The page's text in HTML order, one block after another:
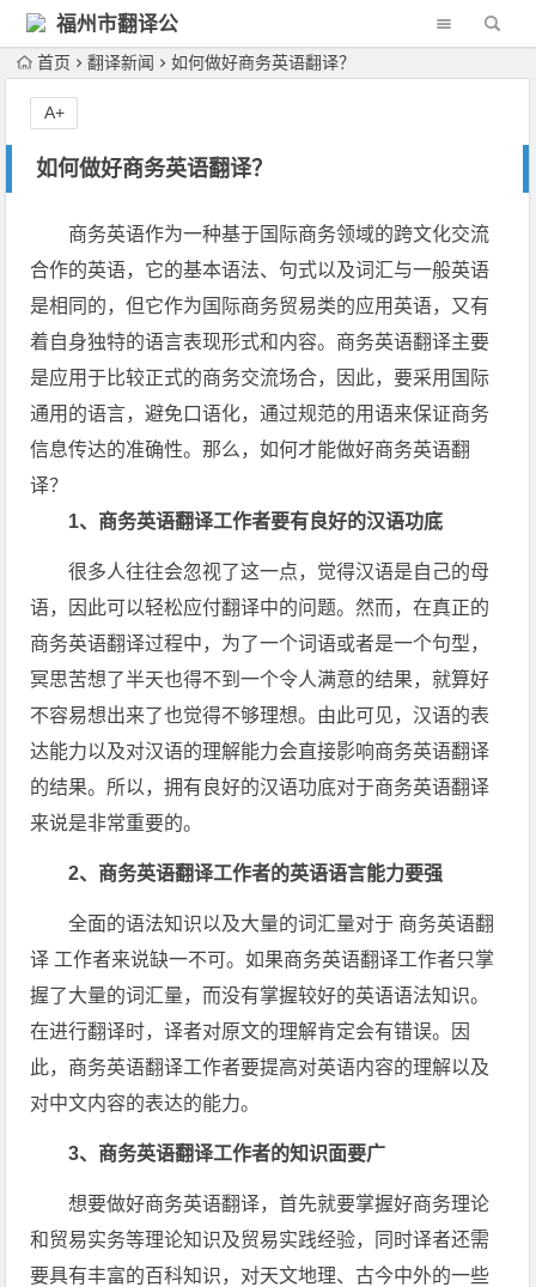
福州市翻译公
司首页 翻译新闻 如何做好商务英语翻译？
如何做好商务英语翻译？
A+
商务英语作为一种基于国际商务领域的跨文化交流
合作的英语，它的基本语法、句式以及词汇与一般英语
是相同的，但它作为国际商务贸易类的应用英语，又有
着自身独特的语言表现形式和内容。商务英语翻译主要
是应用于比较正式的商务交流场合，因此，要采用国际
通用的语言，避免口语化，通过规范的用语来保证商务
信息传达的准确性。那么，如何才能做好商务英语翻
译？
1、商务英语翻译工作者要有良好的汉语功底
很多人往往会忽视了这一点，觉得汉语是自己的母
语，因此可以轻松应付翻译中的问题。然而，在真正的
商务英语翻译过程中，为了一个词语或者是一个句型，
冥思苦想了半天也得不到一个令人满意的结果，就算好
不容易想出来了也觉得不够理想。由此可见，汉语的表
达能力以及对汉语的理解能力会直接影响商务英语翻译
的结果。所以，拥有良好的汉语功底对于商务英语翻译
来说是非常重要的。
2、商务英语翻译工作者的英语语言能力要强
全面的语法知识以及大量的词汇量对于 商务英语翻
译 工作者来说缺一不可。如果商务英语翻译工作者只掌
握了大量的词汇量，而没有掌握较好的英语语法知识。
在进行翻译时，译者对原文的理解肯定会有错误。因
此，商务英语翻译工作者要提高对英语内容的理解以及
对中文内容的表达的能力。
3、商务英语翻译工作者的知识面要广
想要做好商务英语翻译，首先就要掌握好商务理论
和贸易实务等理论知识及贸易实践经验，同时译者还需
要具有丰富的百科知识，对天文地理、古今中外的一些